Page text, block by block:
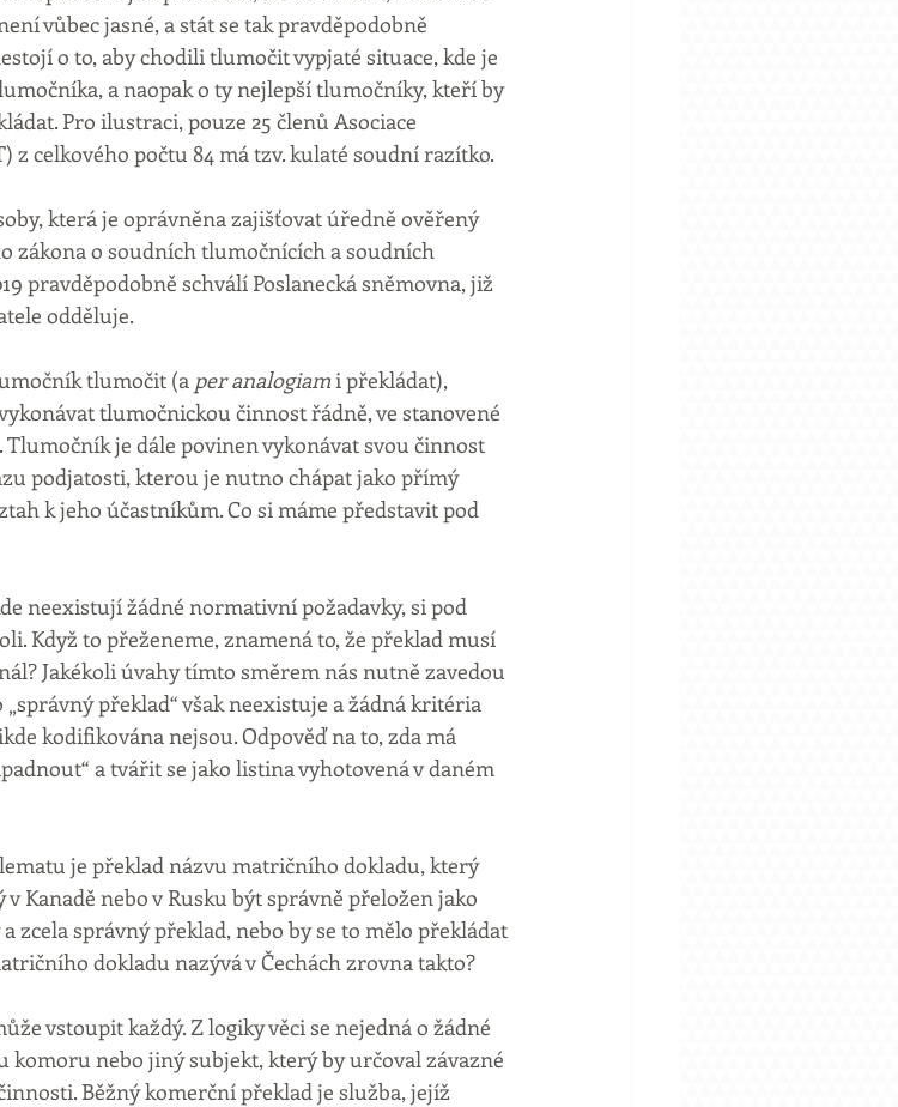
vůbec jasné, a stát se tak pravděpodobně
o to, aby chodili tlumočit vypjaté situace, kde je
a naopak o ty nejlepší tlumočníky, kteří by
Pro ilustraci, pouze 25 členů Asociace
z celkového počtu 84 má tzv. kulaté soudní razítko.
která je oprávněna zajišťovat úředně ověřený
zákona o soudních tlumočnících a soudních
pravděpodobně schválí Poslanecká sněmovna, již
odděluje.
tlumočit (a per analogiam i překládat),
tlumočnickou činnost řádně, ve stanovené
je dále povinen vykonávat svou činnost
podjatosti, kterou je nutno chápat jako přímý
k jeho účastníkům. Co si máme představit pod
neexistují žádné normativní požadavky, si pod
Když to přeženeme, znamená to, že překlad musí
Jakékoli úvahy tímto směrem nás nutně zavedou
překlad“ však neexistuje a žádná kritéria
kodifikována nejsou. Odpověď na to, zda má
a tvářit se jako listina vyhotovená v daném
je překlad názvu matričního dokladu, který
Kanadě nebo v Rusku být správně přeložen jako
zcela správný překlad, nebo by se to mělo překládat
dokladu nazývá v Čechách zrovna takto?
vstoupit každý. Z logiky věci se nejedná o žádné
komoru nebo jiný subjekt, který by určoval závazné
Běžný komerční překlad je služba, jejíž